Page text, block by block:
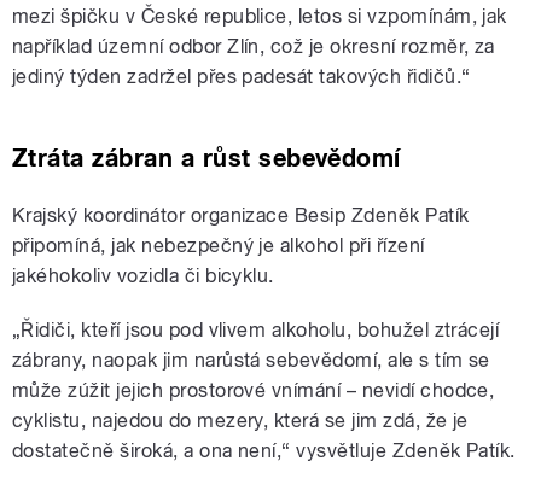
mezi špičku v České republice, letos si vzpomínám, jak
například územní odbor Zlín, což je okresní rozměr, za
jediný týden zadržel přes padesát takových řidičů.“
Ztráta zábran a růst sebevědomí
Krajský koordinátor organizace Besip Zdeněk Patík
připomíná, jak nebezpečný je alkohol při řízení
jakéhokoliv vozidla či bicyklu.
„Řidiči, kteří jsou pod vlivem alkoholu, bohužel ztrácejí
zábrany, naopak jim narůstá sebevědomí, ale s tím se
může zúžit jejich prostorové vnímání – nevidí chodce,
cyklistu, najedou do mezery, která se jim zdá, že je
dostatečně široká, a ona není,“ vysvětluje Zdeněk Patík.